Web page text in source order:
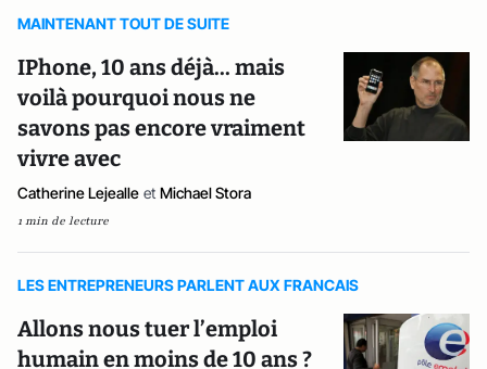
MAINTENANT TOUT DE SUITE
IPhone, 10 ans déjà... mais
voilà pourquoi nous ne
savons pas encore vraiment
vivre avec
Catherine Lejealle et Michael Stora
1 min de lecture
LES ENTREPRENEURS PARLENT AUX FRANCAIS
Allons nous tuer l’emploi
humain en moins de 10 ans ?